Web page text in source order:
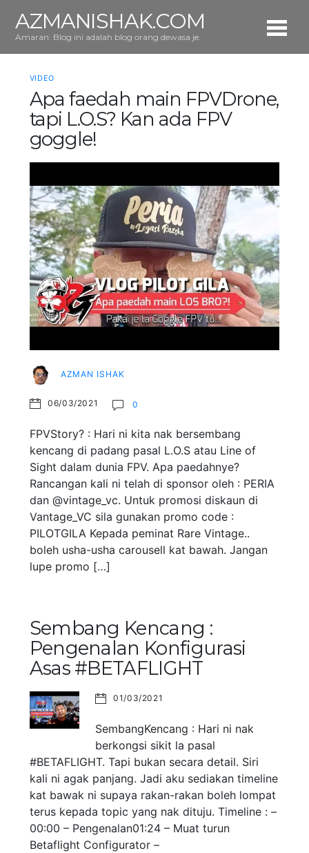
AZMANISHAK.COM
Amaran: Blog ini adalah blog orang dewasa je.
VIDEO
Apa faedah main FPVDrone,
tapi L.O.S? Kan ada FPV
goggle!
AZMAN ISHAK
06/03/2021 0
FPVStory? : Hari ni kita nak bersembang
kencang di padang pasal L.O.S atau Line of
Sight dalam dunia FPV. Apa paedahnye?
Rancangan kali ni telah di sponsor oleh : PERIA
dan @vintage_vc. Untuk promosi diskaun di
Vantage_VC sila gunakan promo code :
PILOTGILA Kepada peminat Rare Vintage..
boleh usha-usha carousell kat bawah. Jangan
lupe promo […]
Sembang Kencang :
Pengenalan Konfigurasi
Asas #BETAFLIGHT
01/03/2021
SembangKencang : Hari ni nak
berkongsi sikit la pasal
#BETAFLIGHT. Tapi bukan secara detail. Siri
kali ni agak panjang. Jadi aku sediakan timeline
kat bawak ni supaya rakan-rakan boleh lompat
terus kepada topic yang nak dituju. Timeline : –
00:00 – Pengenalan01:24 – Muat turun
Betaflight Configurator –